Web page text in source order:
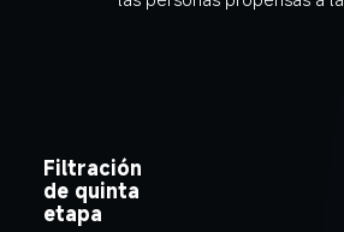
Filtración
de quinta
etapa